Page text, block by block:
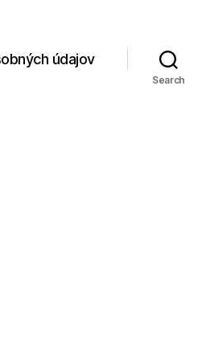
údajov
Search